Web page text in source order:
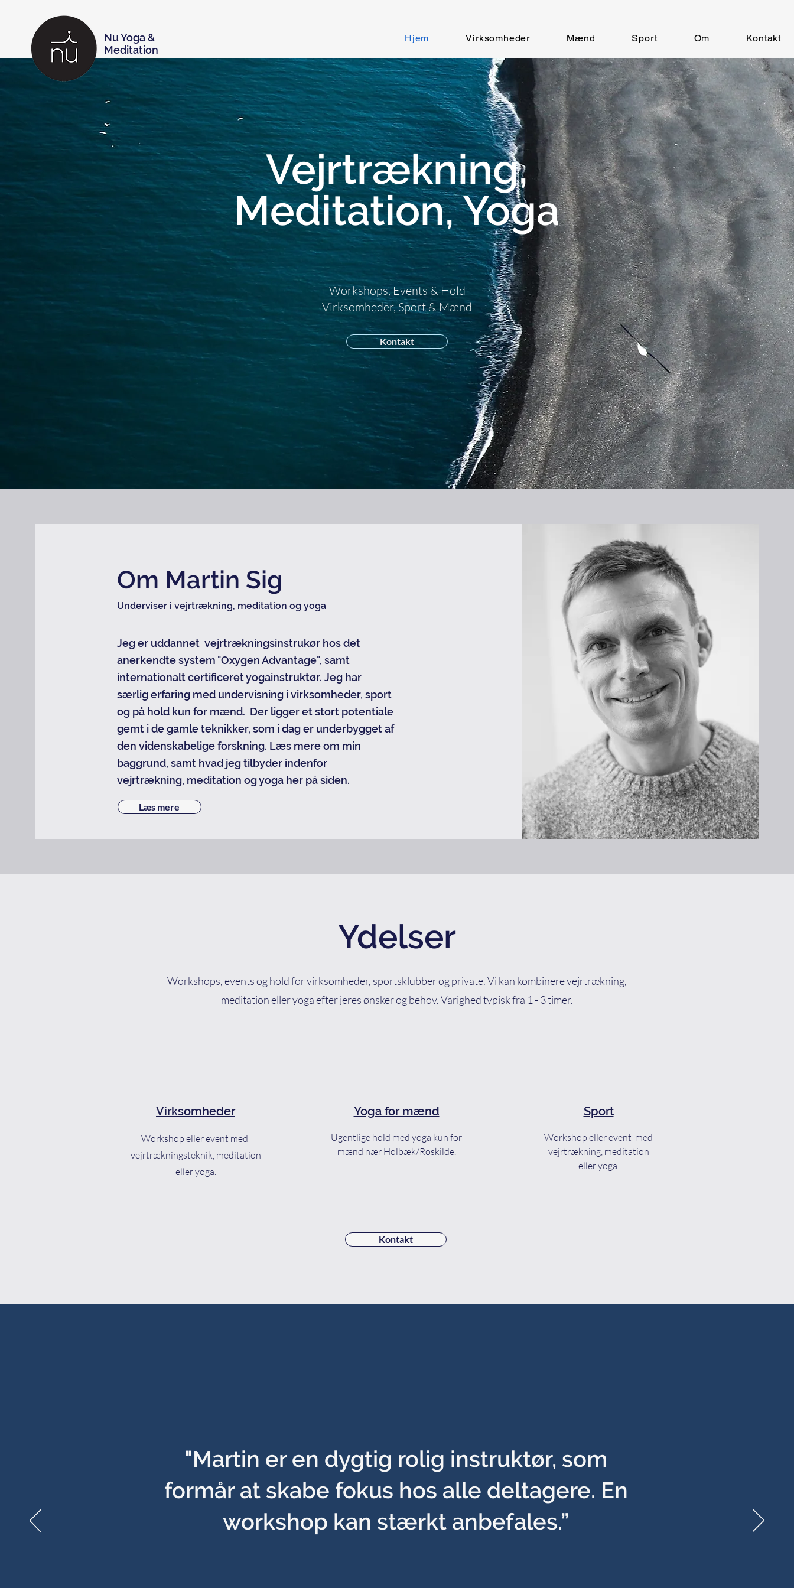
Nu Yoga &
Meditation
Hjem Virksomheder Mænd Sport Om Kontakt
Vejrtrækning,
Meditation, Yoga
Workshops, Events & Hold
Virksomheder, Sport & Mænd
Kontakt
Om Martin Sig
Underviser i vejrtrækning, meditation og yoga
Jeg er uddannet vejrtrækningsinstrukør hos det
anerkendte system "Oxygen Advantage", samt
internationalt certificeret yogainstruktør. Jeg har
særlig erfaring med undervisning i virksomheder, sport
og på hold kun for mænd. Der ligger et stort potentiale
gemt i de gamle teknikker, som i dag er underbygget af
den videnskabelige forskning. Læs mere om min
baggrund, samt hvad jeg tilbyder indenfor
vejrtrækning, meditation og yoga her på siden.
Læs mere
Ydelser
Workshops, events og hold for virksomheder, sportsklubber og private. Vi kan kombinere vejrtrækning,
meditation eller yoga efter jeres ønsker og behov. Varighed typisk fra 1 - 3 timer.
Virksomheder
Workshop eller event med
vejrtrækningsteknik, meditation
eller yoga.
Yoga for mænd
Ugentlige hold med yoga kun for
mænd nær Holbæk/Roskilde.
Sport
Workshop eller event med
vejrtrækning, meditation
elleryoga.
Kontakt
"Martin er en dygtig rolig instruktør, som
formår at skabe fokus hos alle deltagere. En
workshop kan stærkt anbefales.”